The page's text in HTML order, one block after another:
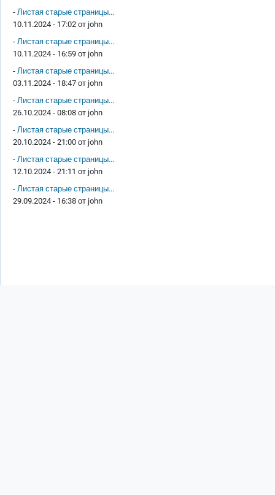
- Листая старые страницы...
10.11.2024 - 17:02 от john
- Листая старые страницы...
10.11.2024 - 16:59 от john
- Листая старые страницы...
03.11.2024 - 18:47 от john
- Листая старые страницы...
26.10.2024 - 08:08 от john
- Листая старые страницы...
20.10.2024 - 21:00 от john
- Листая старые страницы...
12.10.2024 - 21:11 от john
- Листая старые страницы...
29.09.2024 - 16:38 от john